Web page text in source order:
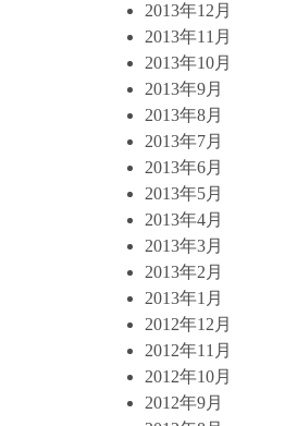
2013年12月
2013年11月
2013年10月
2013年9月
2013年8月
2013年7月
2013年6月
2013年5月
2013年4月
2013年3月
2013年2月
2013年1月
2012年12月
2012年11月
2012年10月
2012年9月